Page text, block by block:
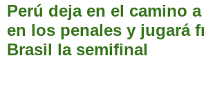
Perú deja en el camino
en los penales y jugará
Brasil la semifinal